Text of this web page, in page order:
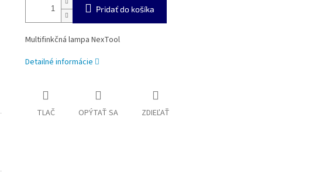
Pridať do košíka
Multifinkčná lampa NexTool
Detailné informácie
TLAČ OPÝTAŤ SA ZDIEĽAŤ